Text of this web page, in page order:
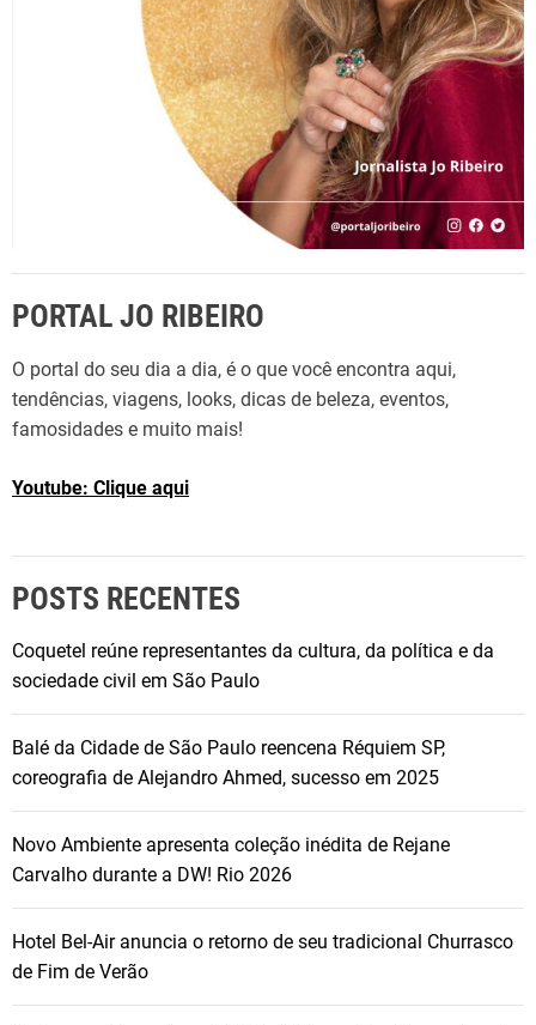
PORTAL JO RIBEIRO
O portal do seu dia a dia, é o que você encontra aqui,
tendências, viagens, looks, dicas de beleza, eventos,
famosidades e muito mais!
Youtube: Clique aqui
POSTS RECENTES
Coquetel reúne representantes da cultura, da política e da
sociedade civil em São Paulo
Balé da Cidade de São Paulo reencena Réquiem SP,
coreografia de Alejandro Ahmed, sucesso em 2025
Novo Ambiente apresenta coleção inédita de Rejane
Carvalho durante a DW! Rio 2026
Hotel Bel-Air anuncia o retorno de seu tradicional Churrasco
de Fim de Verão